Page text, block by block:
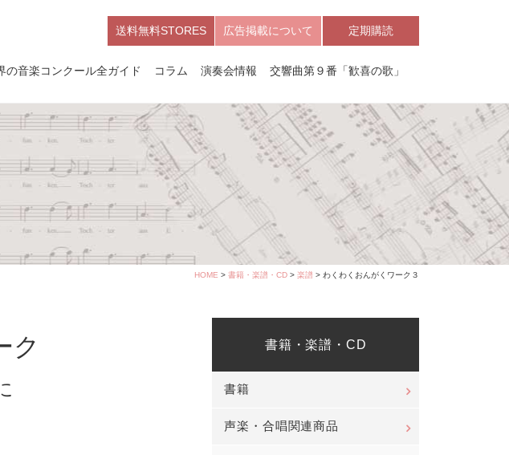
送料無料STORES 広告掲載について 定期購読
の音楽コンクール全ガイド コラム 演奏会情報 交響曲第９番「歓喜の歌」
HOME > 書籍・楽譜・CD > 楽譜 > わくわくおんがくワーク３
ク 書籍・楽譜・CD
書籍
声楽・合唱関連商品